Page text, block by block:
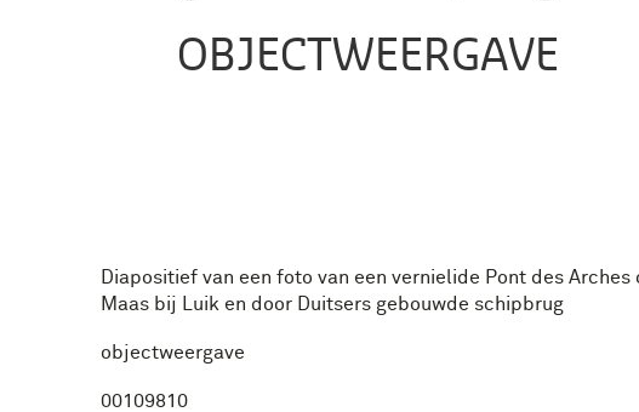
OBJECTWEERGAVE
Diapositief van een foto van een vernielide Pont des Arches
Maas bij Luik en door Duitsers gebouwde schipbrug
objectweergave
00109810